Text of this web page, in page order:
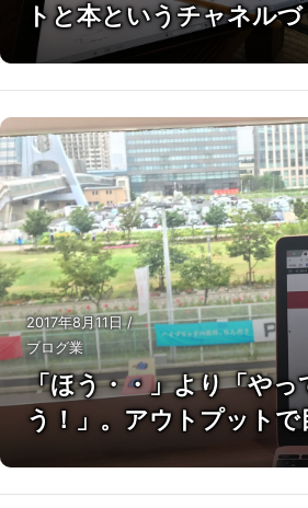
トと本というチャネルづ
2017年8月11日/
ブログ業
「ほう・・」より「やっ
う！」。アウトプット